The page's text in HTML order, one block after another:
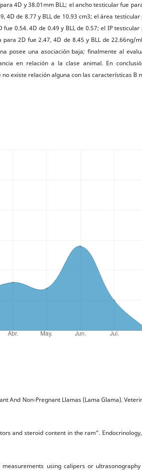
4D y 38.01mm BLL; el ancho testicular fue
4D de 8.77 y BLL de 10.93 cm3; el área testicular
0.54. 4D de 0.49 y BLL de 0.57; el IP testicular
2D fue 2.47, 4D de 8.45 y BLL de 22.66ng/
posee una asociación baja; finalmente al
en relación a la clase animal. En
existe relación alguna con las características B
And Non-Pregnant Llamas (Lama Glama).
and steroid content in the ram”.
measurements using calipers or